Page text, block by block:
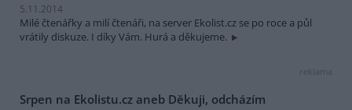
5.11.2014
Milé čtenářky a milí čtenáři, na server Ekolist.cz se po roce a půl
vrátily diskuze. I díky Vám. Hurá a děkujeme.
reklama
Srpen na Ekolistu.cz aneb Děkuji, odcházím